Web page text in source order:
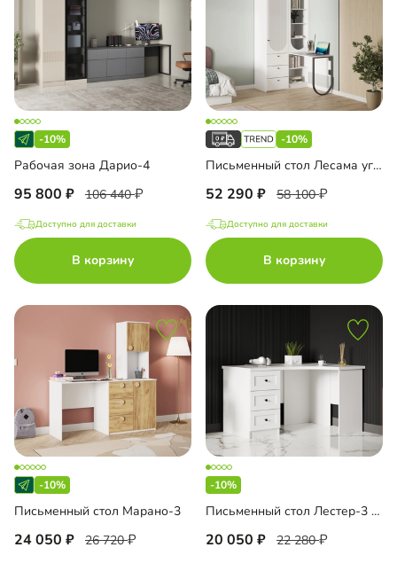
-10%
Рабочая зона Дарио-4
95 800 106 440
Доступно для доставки
В корзину
-10%
Письменный стол Лесама угловой
52 290 58 100
Доступно для доставки
В корзину
-10%
Письменный стол Марано-3
24 050 26 720
-10%
Письменный стол Лестер-3 угловой
20 050 22 280